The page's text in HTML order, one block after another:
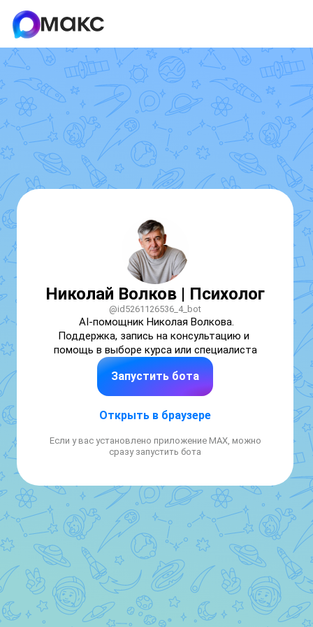
Николай Волков | Психолог
@id5261126536_4_bot
AI-помощник Николая Волкова.
Поддержка, запись на консультацию и
помощь в выборе курса или специалиста
Запустить бота
Открыть в браузере
Если у вас установлено приложение MAX, можно
сразу запустить бота